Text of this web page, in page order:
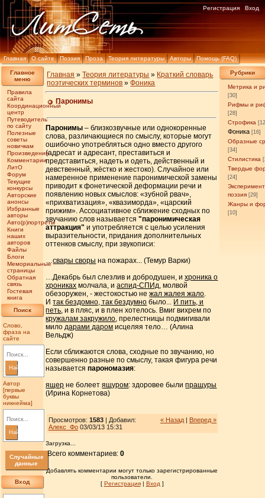
Главная О сайте Поэзия Проза Теория литературы Авторы Помощь (FAQ)
Регистрация Вход
Главное
меню
Правила
сайта
Координационный
центр
Путеводитель
по сайту
Полезные
советы
новичкам
Произведения
Комментарии
ЛитО
Форум
Текущие
конкурсы
Авторские
анонсы
Избранные
авторы
Авто(р)портреты
Книги
наших
авторов
Файлы
Блоги
Мемориальные
страницы
Обратная
связь
Гостевая
книга
Поиск
Слово,
фраза на
сайте
Найти
Автор
[первые
буквы
никнейма]
Найти
Случайные
данные
Вход
Рубрики
Метрика и
[30]
Рифмы и
[28]
Строфика
Фоника [16]
Образные
[34]
Стилистика
Твердые
[24]
поэзия [29]
Жанры и
[10]
Главная »Теория литературы » Краткий словарь
поэтических терминов »Фоника
Паронимы
Паронимы – близкозвучные или однокоренные
слова, различающиеся по смыслу, которые могут
ошибочно употребляться одно вместо другого
(адресат и адресант, преставиться и
представиться, надеть и одеть, действенный и
девственный, жёстко и жестоко). Случайное или
намеренное применение паронимической замены
приводит к фонетической деформации речи и
появлению новых смыслов: «зубной рвач»,
«прихватизация», «квазиморда», «царский
прижим». Ассоциативное сближение сходных по
звучанию слов называется"паронимическая
аттракция" и употребляется с целью усиления
выразительности, придания дополнительных
оттенков смыслу, при звукописи:
…свары своры на пожарах... (Темур Варки)
…Декабрь был слезлив и добродушен, ихроника о
хрониках молчала, иаспид-СПИд, молвой
обезоружен, - жестокостью нежал жалея жало.
Итак бездомно, так бездумно было... И пить, и
петь, и в пляс, и в плен хотелось. Вмиг вихрем по
кружалам закружило, прелестницы подмигивали
милодарами даром исцеляя тело… (Алина
Вельдж)
Если сближаются слова, сходные по звучанию, но
совершенно разные по смыслу, такая фигура речи
называетсяпарономазия:
ящер не болеетящуром: здоровее былипращуры
(Ирина Корнетова)
« Назад | Вперед »
Просмотров: 1583| Добавил:
Алекс_Фо03/03/13 15:31
Загрузка...
Всего комментариев:0
Добавлять комментарии могут только зарегистрированные
пользователи.
[ Регистрация| Вход ]